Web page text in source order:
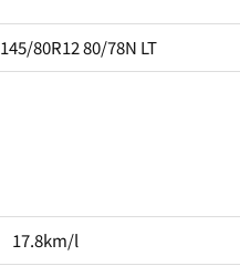
145/80R12 80/78N LT
17.8km/l